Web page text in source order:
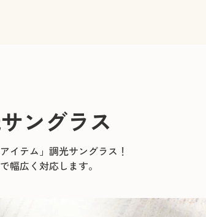
ングラス
イテム」調光サングラス！
幅広く対応します。